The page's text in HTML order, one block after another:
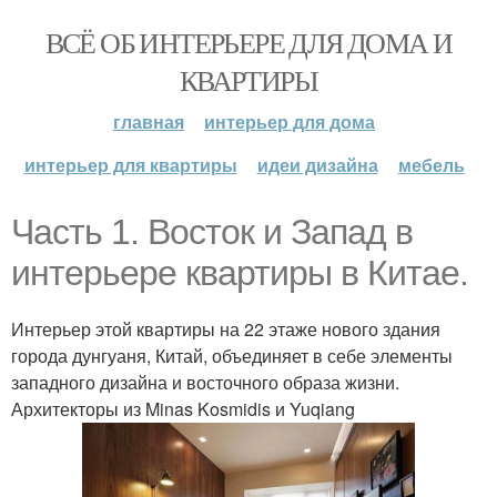
ВСЁ ОБ ИНТЕРЬЕРЕ ДЛЯ ДОМА И
КВАРТИРЫ
главная
интерьер для дома
интерьер для квартиры
идеи дизайна мебель
Часть 1. Восток и Запад в
интерьере квартиры в Китае.
Интерьер этой квартиры на 22 этаже нового здания
города дунгуаня, Китай, объединяет в себе элементы
западного дизайна и восточного образа жизни.
Архитекторы из Minas Kosmidis и Yuqiang